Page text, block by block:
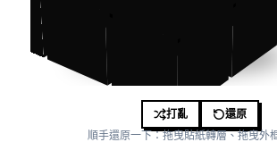
打亂
還原
順手還原一下：拖曳貼紙轉層、拖曳外